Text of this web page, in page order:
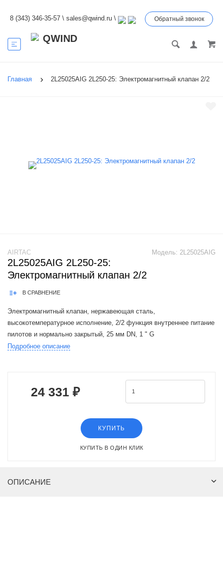
8 (343) 346-35-57 \ sales@qwind.ru \ Обратный звонок
Главная 2L25025AIG 2L250-25: Электромагнитный клапан 2/2
Модель: 2L25025AIG
AIRTAC
2L25025AIG 2L250-25:
Электромагнитный клапан 2/2
В СРАВНЕНИЕ
Электромагнитный клапан, нержавеющая сталь,
высокотемпературное исполнение, 2/2 функция внутреннее питание
пилотов и нормально закрытый, 25 мм DN, 1 " G
присоеденительная резьба, AC220V, открытый контакт
Подробное описание
24 331 ₽
КУПИТЬ
КУПИТЬ В ОДИН КЛИК
ОПИСАНИЕ